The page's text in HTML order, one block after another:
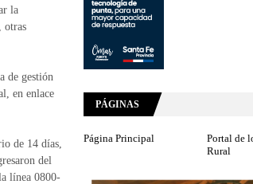
la
otras
de gestión
en enlace
de 14 días,
del
línea 0800-
PÁGINAS
Página Principal
Portal de
Rural